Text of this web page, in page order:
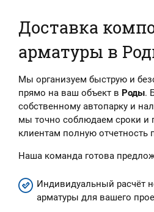
Доставка
арматуры в
Мы организуем быструю и
прямо на ваш объект в Роды.
собственному автопарку и
мы точно соблюдаем сроки и
клиентам полную отчетность
Наша команда готова
Индивидуальный расчёт
арматуры для вашего